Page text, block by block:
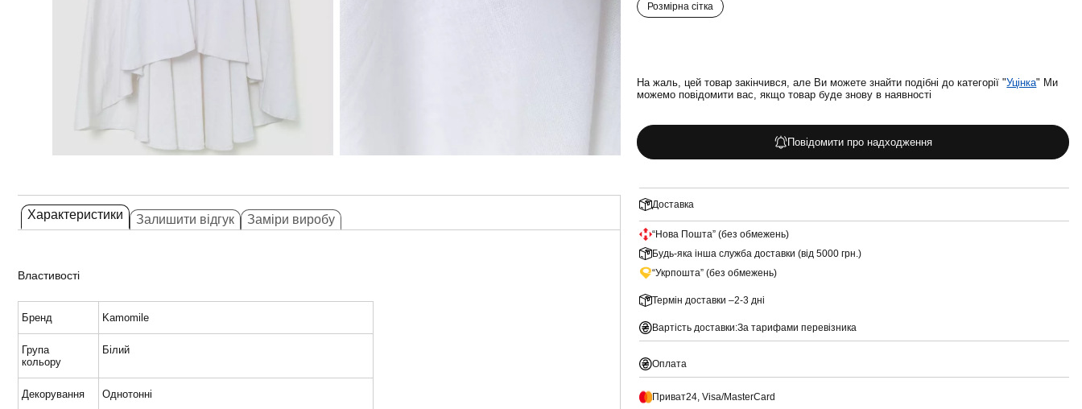
Характеристики Залишити відгук Заміри виробу
Властивості
Бренд Kamomile
Група
кольору
Білий
Декорування Однотонні
Розмірна сітка
На жаль, цей товар закінчився, але Ви можете знайти подібні до категорії "Уцінка" Ми
можемо повідомити вас, якщо товар буде знову в наявності
Повідомити про надходження
Доставка
“Нова Пошта” (без обмежень)
Будь-яка інша служба доставки (від 5000 грн.)
“Укрпошта” (без обмежень)
Термін доставки –2-3 дні
Вартість доставки:За тарифами перевізника
Оплата
Приват24, Visa/MasterCard